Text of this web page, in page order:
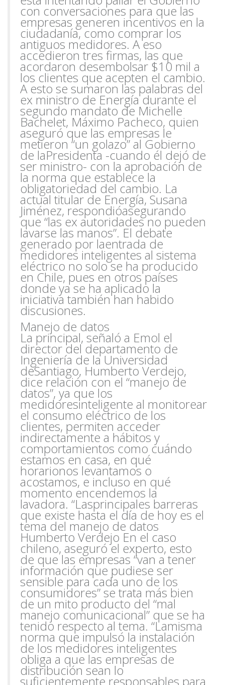
con conversaciones para que las
empresas generen incentivos en la
ciudadanía, como comprar los
antiguos medidores. A eso
accedieron tres firmas, las que
acordaron desembolsar $10 mil a
los clientes que acepten el cambio.
A esto se sumaron las palabras del
ex ministro de Energía durante el
segundo mandato de Michelle
Bachelet, Máximo Pacheco, quien
aseguró que las empresas le
metieron “un golazo” al Gobierno
de laPresidenta -cuando él dejó de
ser ministro- con la aprobación de
la norma que establece la
obligatoriedad del cambio. La
actual titular de Energía, Susana
Jiménez, respondióasegurando
que “las ex autoridades no pueden
lavarse las manos”. El debate
generado por laentrada de
medidores inteligentes al sistema
eléctrico no solo se ha producido
en Chile, pues en otros países
donde ya se ha aplicado la
iniciativa también han habido
discusiones.
Manejo de datos
La principal, señaló a Emol el
director del departamento de
Ingeniería de la Universidad
deSantiago, Humberto Verdejo,
dice relación con el “manejo de
datos”, ya que los
medidoresinteligente al monitorear
el consumo eléctrico de los
clientes, permiten acceder
indirectamente a hábitos y
comportamientos como cuándo
estamos en casa, en qué
horarionos levantamos o
acostamos, e incluso en qué
momento encendemos la
lavadora. “Lasprincipales barreras
que existe hasta el día de hoy es el
tema del manejo de datos
Humberto Verdejo En el caso
chileno, aseguró el experto, esto
de que las empresas “van a tener
información que pudiese ser
sensible para cada uno de los
consumidores” se trata más bien
de un mito producto del “mal
manejo comunicacional” que se ha
tenido respecto al tema. “Lamisma
norma que impulsó la instalación
de los medidores inteligentes
obliga a que las empresas de
distribución sean lo
suficientemente responsables para